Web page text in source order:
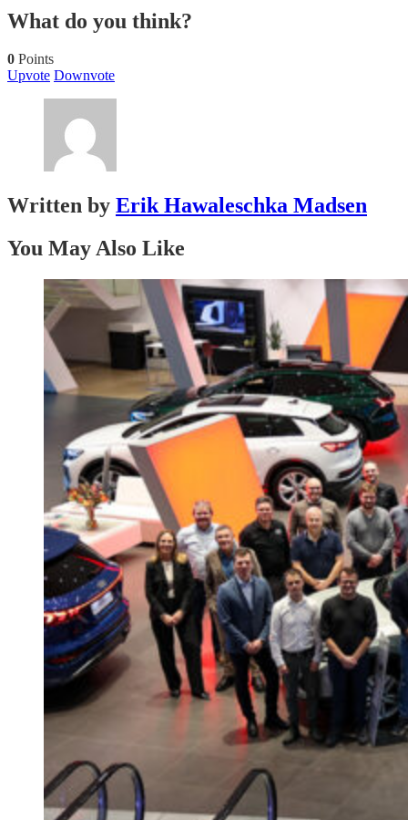
What do you think?
0 Points
Upvote Downvote
Written by Erik Hawaleschka Madsen
You May Also Like